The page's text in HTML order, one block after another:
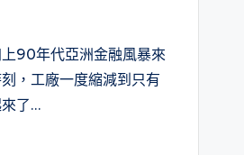
90年代亞洲金融風暴來
，工廠一度縮減到只有
了…